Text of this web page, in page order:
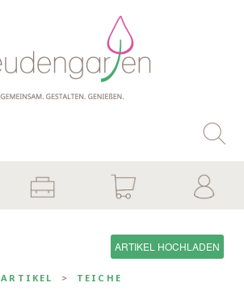
ARTIKEL HOCHLADEN
ARTIKEL TEICHE